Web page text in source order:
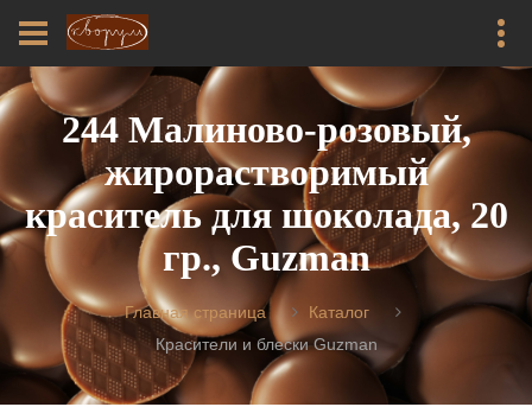
244 Малиново-розовый,
жирорастворимый
краситель для шоколада, 20
гр., Guzman
Главная страница
Каталог
Красители и блески Guzman